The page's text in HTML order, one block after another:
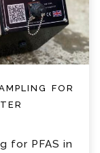
for
for PFAS in